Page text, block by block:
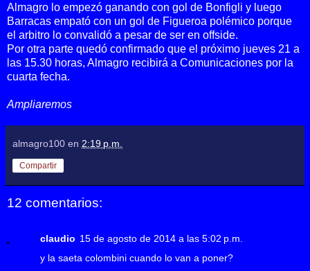
Almagro lo empezó ganando con gol de Bonfigli y luego
Barracas empató con un gol de Figueroa polémico porque
el arbitro lo convalidó a pesar de ser en offside.
Por otra parte quedó confirmado que el próximo jueves 21 a
las 15.30 horas, Almagro recibirá a Comunicaciones por la
cuarta fecha.
Ampliaremos
almagro100 en 2:19 p.m.
Compartir
12 comentarios:
claudio 15 de agosto de 2014 a las 5:02 p.m.
y la saeta colombini cuando lo van a poner?